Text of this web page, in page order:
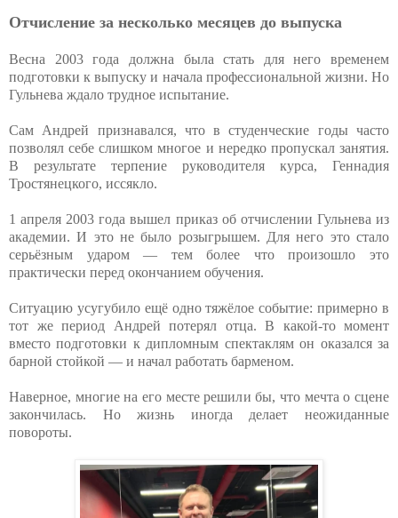
Отчисление за несколько месяцев до выпуска
Весна 2003 года должна была стать для него временем
подготовки к выпуску и начала профессиональной жизни. Но
Гульнева ждало трудное испытание.
Сам Андрей признавался, что в студенческие годы часто
позволял себе слишком многое и нередко пропускал занятия.
В результате терпение руководителя курса, Геннадия
Тростянецкого, иссякло.
1 апреля 2003 года вышел приказ об отчислении Гульнева из
академии. И это не было розыгрышем. Для него это стало
серьёзным ударом — тем более что произошло это
практически перед окончанием обучения.
Ситуацию усугубило ещё одно тяжёлое событие: примерно в
тот же период Андрей потерял отца. В какой‑то момент
вместо подготовки к дипломным спектаклям он оказался за
барной стойкой — и начал работать барменом.
Наверное, многие на его месте решили бы, что мечта о сцене
закончилась. Но жизнь иногда делает неожиданные
повороты.